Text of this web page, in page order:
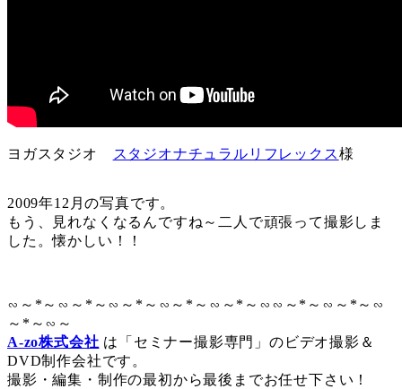
ヨガスタジオ スタジオナチュラルリフレックス様
2009年12月の写真です。
もう、見れなくなるんですね～二人で頑張って撮影しま
した。懐かしい！！
∽～*～∽～*～∽～*～∽～*～∽～*～∽∽～*～∽～*～∽
～*～∽～
A-zo株式会社 は「セミナー撮影専門」のビデオ撮影＆
DVD制作会社です。
撮影・編集・制作の最初から最後までお任せ下さい！